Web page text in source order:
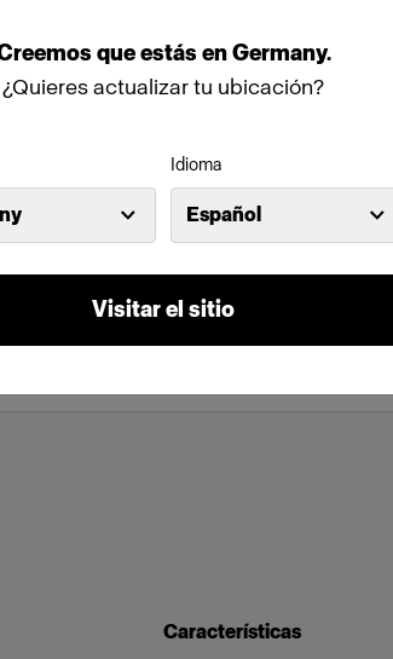
queestás enGermany.
¿Quieres actualizar tu ubicación?
Idioma
Español
Visitar el sitio
Características